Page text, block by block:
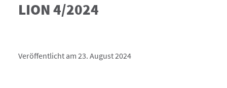
LION 4/2024
Veröffentlicht am 23. August 2024